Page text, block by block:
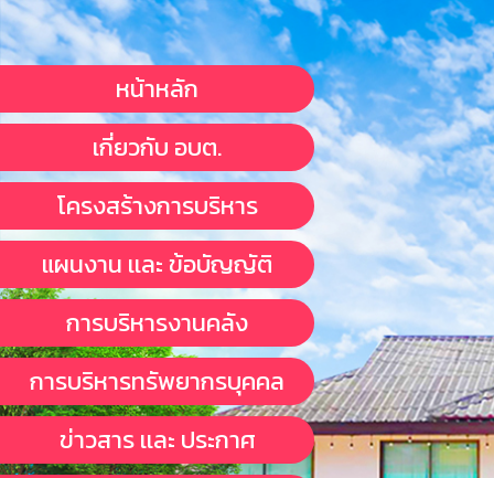
หน้าหลัก
เกี่ยวกับ อบต.
โครงสร้างการบริหาร
แผนงาน เเละ ข้อบัญญัติ
การบริหารงานคลัง
การบริหารทรัพยากรบุคคล
ข่าวสาร เเละ ประกาศ